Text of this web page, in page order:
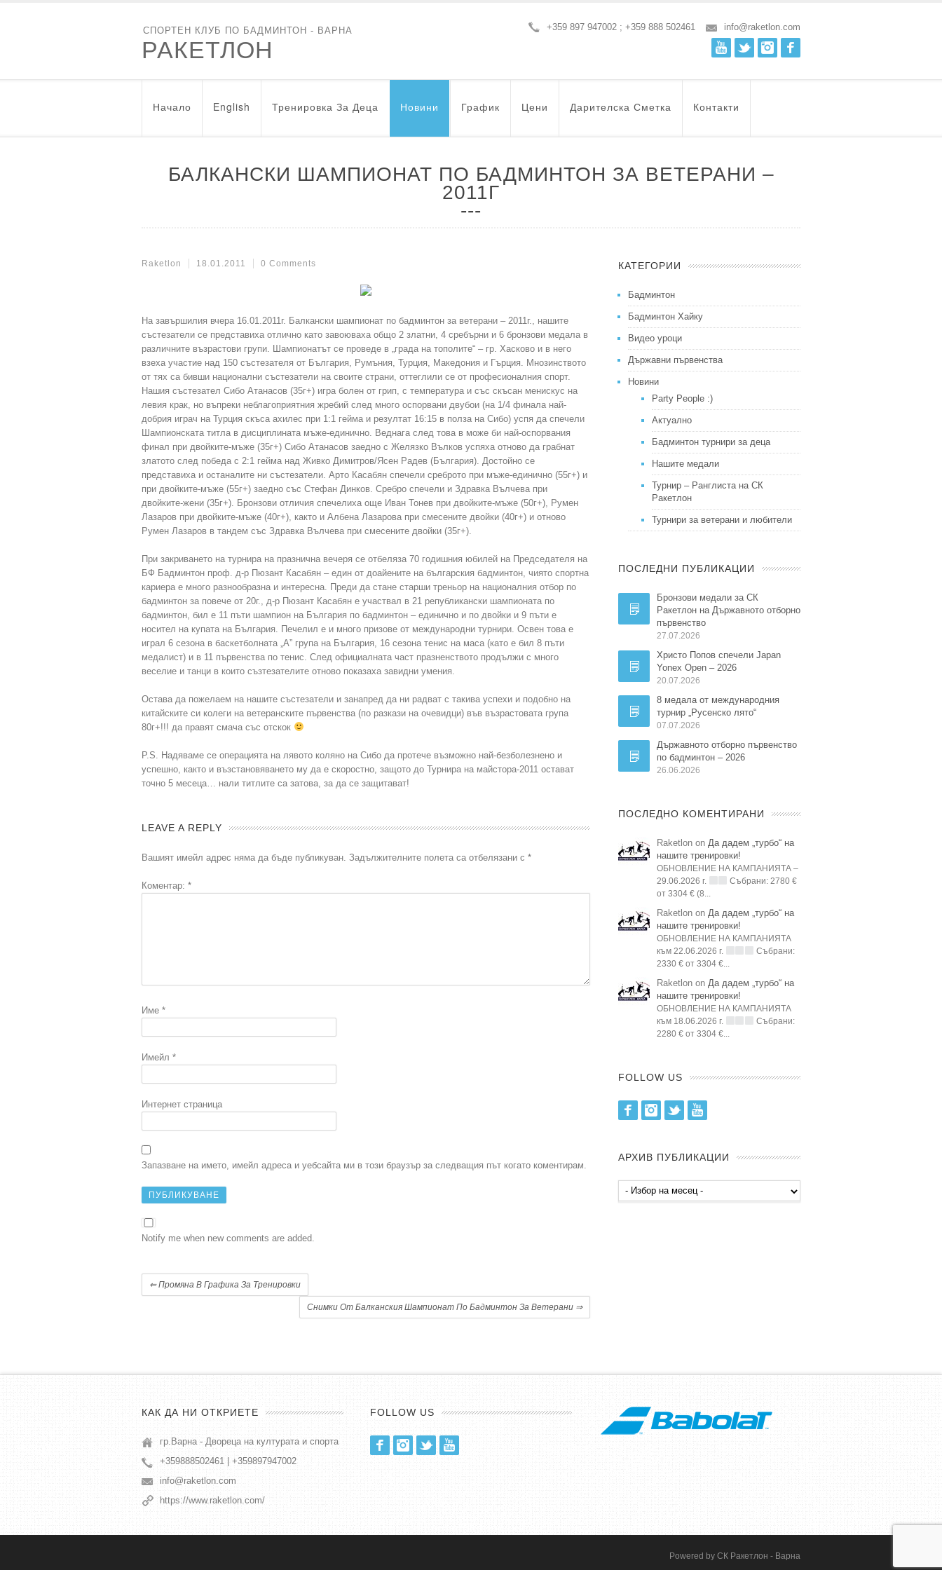
СПОРТЕН КЛУБ ПО БАДМИНТОН - ВАРНА
РАКЕТЛОН
+359 897 947002 ; +359 888 502461
info@raketlon.com
Instagram
Twitter
Youtube
Начало English Тренировка За Деца Новини График Цени Дарителска Сметка Контакти
БАЛКАНСКИ ШАМПИОНАТ ПО БАДМИНТОН ЗА ВЕТЕРАНИ –
2011Г
Raketlon 18.01.2011 0 Comments
На завършилия вчера 16.01.2011г. Балкански шампионат по бадминтон за ветерани – 2011г., нашите
състезатели се представиха отлично като завоюваха общо 2 златни, 4 сребърни и 6 бронзови медала в
различните възрастови групи. Шампионатът се проведе в „града на тополите“ – гр. Хасково и в него
взеха участие над 150 състезателя от България, Румъния, Турция, Македония и Гърция. Мнозинството
от тях са бивши национални състезатели на своите страни, оттеглили се от професионалния спорт.
Нашия състезател Сибо Атанасов (35г+) игра болен от грип, с температура и със скъсан менискус на
левия крак, но въпреки неблагоприятния жребий след много оспорвани двубои (на 1/4 финала най-
добрия играч на Турция скъса ахилес при 1:1 гейма и резултат 16:15 в полза на Сибо) успя да спечели
Шампионската титла в дисциплината мъже-единично. Веднага след това в може би най-оспорвания
финал при двойките-мъже (35г+) Сибо Атанасов заедно с Желязко Вълков успяха отново да грабнат
златото след победа с 2:1 гейма над Живко Димитров/Ясен Радев (България). Достойно се
представиха и останалите ни състезатели. Арто Касабян спечели среброто при мъже-единично (55г+) и
при двойките-мъже (55г+) заедно със Стефан Динков. Сребро спечели и Здравка Вълчева при
двойките-жени (35г+). Бронзови отличия спечелиха още Иван Тонев при двойките-мъже (50г+), Румен
Лазаров при двойките-мъже (40г+), както и Албена Лазарова при смесените двойки (40г+) и отново
Румен Лазаров в тандем със Здравка Вълчева при смесените двойки (35г+).
При закриването на турнира на празнична вечеря се отбеляза 70 годишния юбилей на Председателя на
БФ Бадминтон проф. д-р Пюзант Касабян – един от доайените на българския бадминтон, чиято спортна
кариера е много разнообразна и интересна. Преди да стане старши треньор на националния отбор по
бадминтон за повече от 20г., д-р Пюзант Касабян е участвал в 21 републикански шампионата по
бадминтон, бил е 11 пъти шампион на България по бадминтон – единично и по двойки и 9 пъти е
носител на купата на България. Печелил е и много призове от международни турнири. Освен това е
играл 6 сезона в баскетболната „А” група на България, 16 сезона тенис на маса (като е бил 8 пъти
медалист) и в 11 първенства по тенис. След официалната част празненството продължи с много
веселие и танци в които съзтезателите отново показаха завидни умения.
Остава да пожелаем на нашите състезатели и занапред да ни радват с такива успехи и подобно на
китайските си колеги на ветеранските първенства (по разкази на очевидци) във възрастовата група
80г+!!! да правят смача със отскок
P.S. Надяваме се операцията на лявото коляно на Сибо да протече възможно най-безболезнено и
успешно, както и възстановяването му да е скоростно, защото до Турнира на майстора-2011 остават
точно 5 месеца… нали титлите са затова, за да се защитават!
LEAVE A REPLY
Вашият имейл адрес няма да бъде публикуван. Задължителните полета са отбелязани с *
Коментар: *
Име *
Имейл *
Интернет страница
Запазване на името, имейл адреса и уебсайта ми в този браузър за следващия път когато коментирам.
Notify me when new comments are added.
⇐Промяна В Графика За Тренировки
Снимки От Балканския Шампионат По Бадминтон За Ветерани ⇒
КАТЕГОРИИ
Бадминтон
Бадминтон Хайку
Видео уроци
Държавни първенства
Новини
Party People :)
Актуално
Бадминтон турнири за деца
Нашите медали
Турнир – Ранглиста на СК
Ракетлон
Турнири за ветерани и любители
ПОСЛЕДНИ ПУБЛИКАЦИИ
Бронзови медали за СК
Ракетлон на Държавното отборно
първенство
27.07.2026
Христо Попов спечели Japan
Yonex Open – 2026
20.07.2026
8 медала от международния
турнир „Русенско лято“
07.07.2026
Държавното отборно първенство
по бадминтон – 2026
26.06.2026
ПОСЛЕДНО КОМЕНТИРАНИ
Raketlon on Да дадем „турбо“ на
нашите тренировки!
ОБНОВЛЕНИЕ НА КАМПАНИЯТА –
29.06.2026 г.
Събрани: 2780 €
от 3304 € (8...
Raketlon on Да дадем „турбо“ на
нашите тренировки!
ОБНОВЛЕНИЕ НА КАМПАНИЯТА
към 22.06.2026 г.
Събрани:
2330 € от 3304 €...
Raketlon on Да дадем „турбо“ на
нашите тренировки!
ОБНОВЛЕНИЕ НА КАМПАНИЯТА
към 18.06.2026 г.
Събрани:
2280 € от 3304 €...
FOLLOW US
FacebookInstagram
Twitter
АРХИВ ПУБЛИКАЦИИ
Архив
публикации
КАК ДА НИ ОТКРИЕТЕ
гр.Варна - Двореца на културата и спорта
+359888502461 | +359897947002
info@raketlon.com
https://www.raketlon.com/
FOLLOW US
FacebookInstagram
Twitter
Powered by СК Ракетлон - Варна